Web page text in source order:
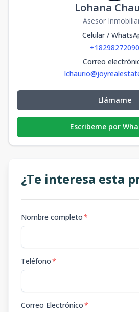
Lohana
Asesor
Celular /
+18298272090
Correo
Llámame
Escribeme por
¿Te interesa esta
Nombre completo*
Teléfono*
Correo Electrónico*